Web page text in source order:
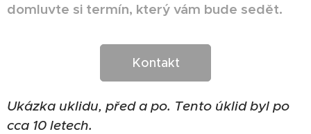
domluvte si termín, který vám bude sedět.
Kontakt
Ukázka uklidu, před a po. Tento úklid byl po
cca 10 letech.